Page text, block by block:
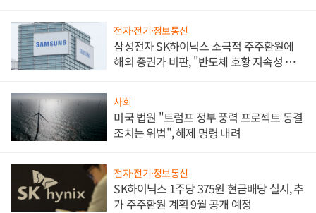
전자·전기·정보통신
삼성전자 SK하이닉스 소극적 주주환원에
해외 증권가 비판, "반도체 호황 지속성 의
사회
미국 법원 "트럼프 정부 풍력 프로젝트 동결
조치는 위법", 해제 명령 내려
전자·전기·정보통신
SK하이닉스 1주당 375원 현금배당 실시, 추
가 주주환원 계획 9월 공개 예정